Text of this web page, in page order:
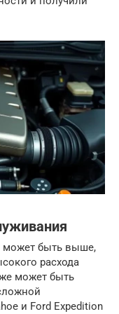
может быть выше,
расхода
может быть
и Ford Expedition